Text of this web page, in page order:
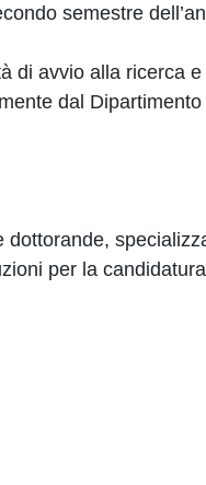
semestre
di avvio alla ricerca
dal
dottorande,
per la